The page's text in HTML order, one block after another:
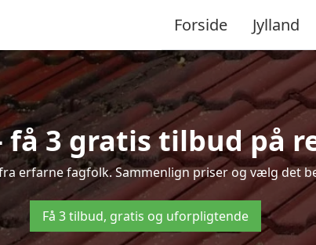
Forside Jylland
få 3 gratis tilbud på
erfarne fagfolk. Sammenlign priser og vælg det
Få 3 tilbud, gratis og uforpligtende